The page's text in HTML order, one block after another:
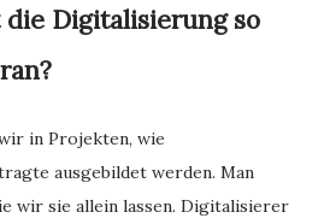
Digitalisierung so
in Projekten, wie
ausgebildet werden. Man
wir sie allein lassen. Digitalisierer